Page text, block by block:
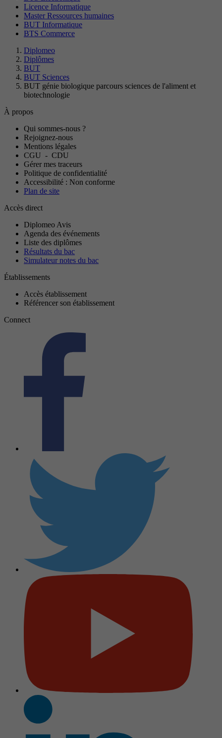
Licence Informatique
Master Ressources humaines
BUT Informatique
BTS Commerce
Diplomeo
Diplômes
BUT
BUT Sciences
BUT génie biologique parcours sciences de l'aliment et
biotechnologie
À propos
Qui sommes-nous ?
Rejoignez-nous
Mentions légales
CGU - CDU
Gérer mes traceurs
Politique de confidentialité
Accessibilité : Non conforme
Plan de site
Accès direct
Diplomeo Avis
Agenda des événements
Liste des diplômes
Résultats du bac
Simulateur notes du bac
Établissements
Accès établissement
Référencer son établissement
Connect